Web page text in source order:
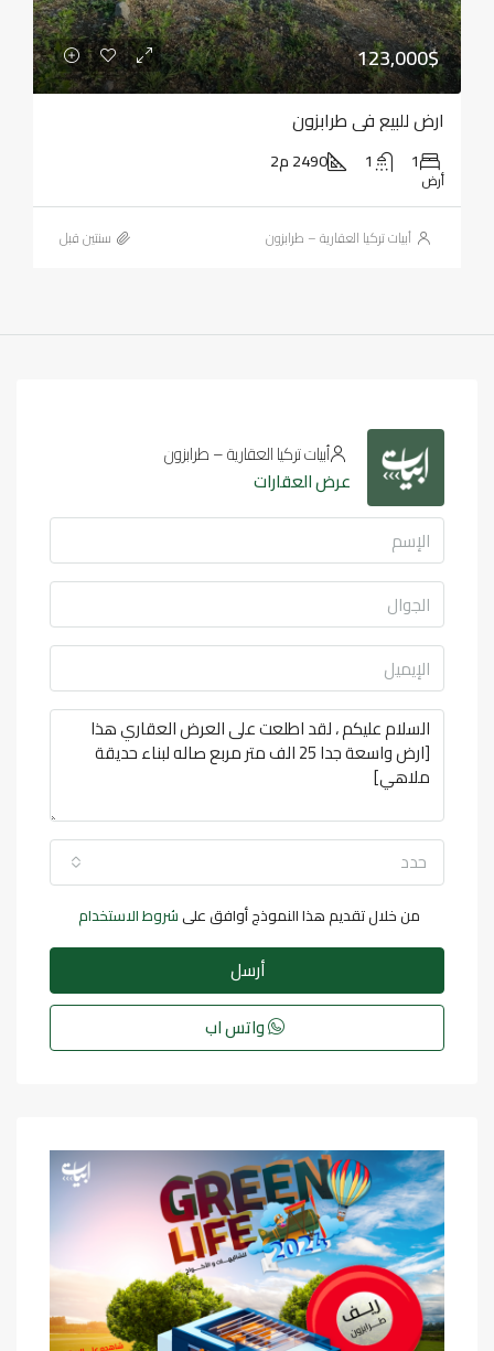
123,000$
ارض للبيع في طرابزون
1
1 2490 م2
أرض
أبيات تركيا العقارية – طرابزون ‏سنتين قبل
أبيات تركيا العقارية – طرابزون
عرض العقارات
حدد
من خلال تقديم هذا النموذج أوافق على شروط الاستخدام
أرسل
واتس اب